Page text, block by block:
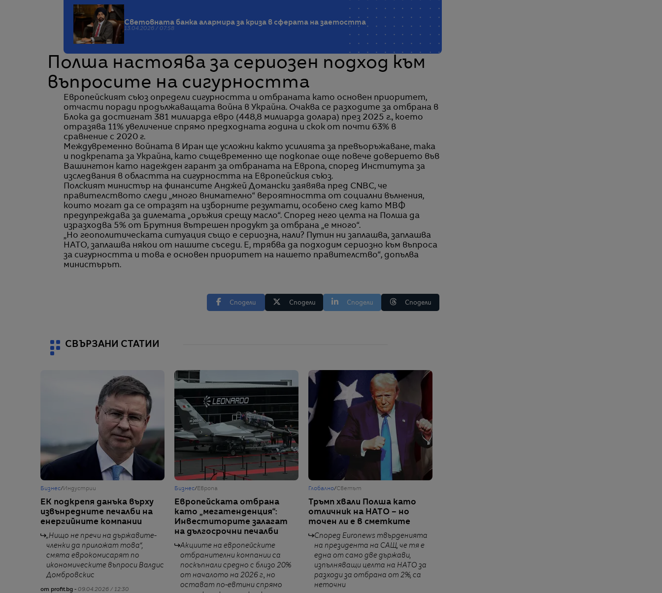
Световната банка алармира за криза в сферата на заетостта
13.04.2026 / 07:58
Полша настоява за сериозен подход към
въпросите на сигурността
Европейският съюз определи сигурността и отбраната като основен приоритет,
отчасти поради продължаващата война в Украйна. Очаква се разходите за отбрана в
Блока да достигнат 381 милиарда евро (448,8 милиарда долара) през 2025 г., което
отразява 11% увеличение спрямо предходната година и скок от почти 63% в
сравнение с 2020 г.
Междувременно войната в Иран ще усложни както усилията за превъоръжаване, така
и подкрепата за Украйна, като същевременно ще подкопае още повече доверието във
Вашингтон като надежден гарант за отбраната на Европа, според Института за
изследвания в областта на сигурността на Европейския съюз.
Полският министър на финансите Анджей Домански заявява пред CNBC, че
правителството следи „много внимателно“ вероятността от социални вълнения,
които могат да се отразят на изборните резултати, особено след като МВФ
предупреждава за дилемата „оръжия срещу масло“. Според него целта на Полша да
изразходва 5% от Брутния вътрешен продукт за отбрана „е много“.
„Но геополитическата ситуация също е сериозна, нали? Путин ни заплашва, заплашва
НАТО, заплашва някои от нашите съседи. Е, трябва да подходим сериозно към въпроса
за сигурността и това е основен приоритет на нашето правителство“, допълва
министърът.
Сподели Сподели Сподели Сподели
СВЪРЗАНИ СТАТИИ
Бизнес/Индустрии
ЕК подкрепя данъка върху
извънредните печалби на
енергийните компании
„Нищо не пречи на държавите-
членки да приложат това“,
смята еврокомисарят по
икономическите въпроси Валдис
Домбровскис
от profit.bg - 09.04.2026 / 12:30
Бизнес/Европа
Европейската отбрана
като „мегатенденция“:
Инвеститорите залагат
на дългосрочни печалби
Акциите на европейските
отбранителни компании са
поскъпнали средно с близо 20%
от началото на 2026 г., но
остават по-евтини спрямо
Глобално/Светът
Тръмп хвали Полша като
отличник на НАТО – но
точен ли е в сметките
Според Euronews твърденията
на президента на САЩ, че тя е
една от само две държави,
изпълняващи целта на НАТО за
разходи за отбрана от 2%, са
неточни